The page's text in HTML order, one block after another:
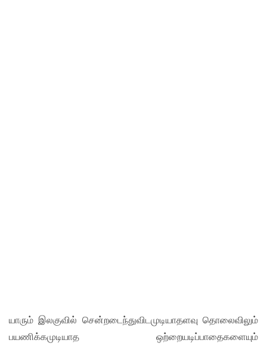
யாரும் இலகுவில் சென்றடைந்துவிடமுடியாதளவு தொலைவிலும்
பயணிக்கமுடியாத ஒற்றையடிப்பாதைகளையும்